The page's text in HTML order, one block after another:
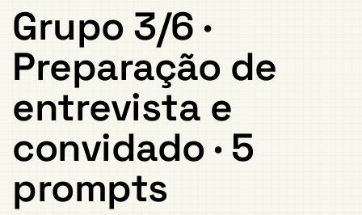
Grupo 3/6 ·
Preparação de
entrevista e
convidado · 5
prompts